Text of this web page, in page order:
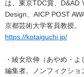
は、東京TDC賞、D&AD
Design、AICP POST
京都芸術大学客員教授。
https://kotaiguchi.jp/
・綾女欣伸（あやめ・よ
編集者。ノンフィクショ